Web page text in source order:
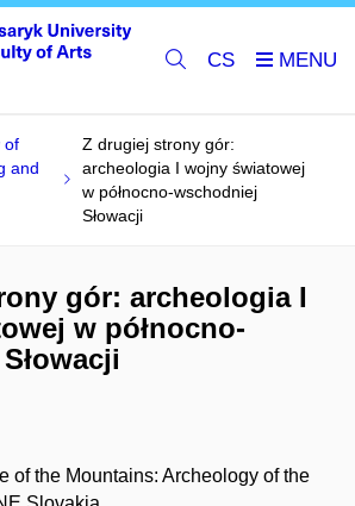
CS
of
and
Z drugiej strony gór:
archeologia I wojny światowej
w północno-wschodniej
Słowacji
gór: archeologia I
w północno-
of the Mountains: Archeology of the